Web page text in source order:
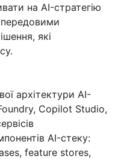
на AI-стратегію
передовими
які
архітектури AI-
Copilot Studio,
AI-стеку:
feature stores,